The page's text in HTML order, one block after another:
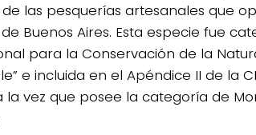
las pesquerías artesanales que
Buenos Aires. Esta especie fue
para la Conservación de la
e incluida en el Apéndice II de la
la vez que posee la categoría de